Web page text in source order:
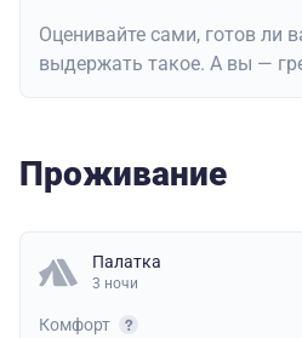
Оценивайте сами, готов ли
выдержать такое. А вы —
Проживание
Палатка
3 ночи
Комфорт